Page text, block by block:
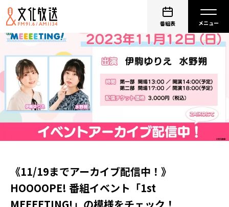
番組表
《11/19までアーカイブ配信中！》
HOOOOPE! 番組イベント「1st